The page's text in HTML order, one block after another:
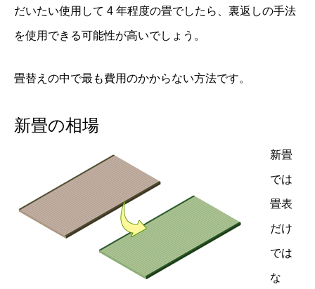
だいたい使用して 4 年程度の畳でしたら、裏返しの手法
を使用できる可能性が高いでしょう。
畳替えの中で最も費用のかからない方法です。
新畳の相場
新畳
では
畳表
だけ
では
な